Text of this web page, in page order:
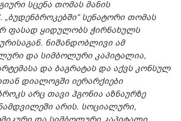
სცენა თომას მანის
„ბუდენბროკებში“ სენატორი თომას
ფასად ყიდულობს ჭირნახულს
ნიშანდობლივი ამ
და სიმბოლური კაპიტალია,
და ბაგრატას და აქვს კონსულ
დიალოგში იერარქიები
არც თავი ჰგონია აზნაურზე
არის. სოციალური,